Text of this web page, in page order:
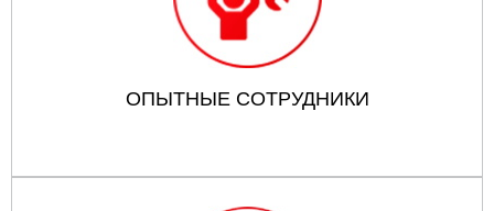
ОПЫТНЫЕ СОТРУДНИКИ